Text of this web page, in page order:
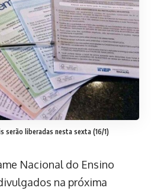
serão liberadas nesta sexta (16/1)
Nacional do Ensino
na próxima